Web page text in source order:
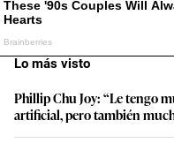
Lo más visto
Phillip Chu Joy: “Le tengo
artificial, pero también